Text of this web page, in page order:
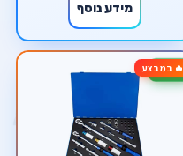
מידע נוסף
🔥 במבצע-40%